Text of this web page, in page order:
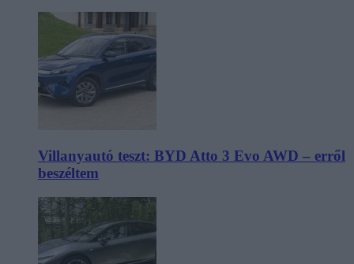
Villanyautó teszt: BYD Atto 3 Evo AWD – erről
beszéltem